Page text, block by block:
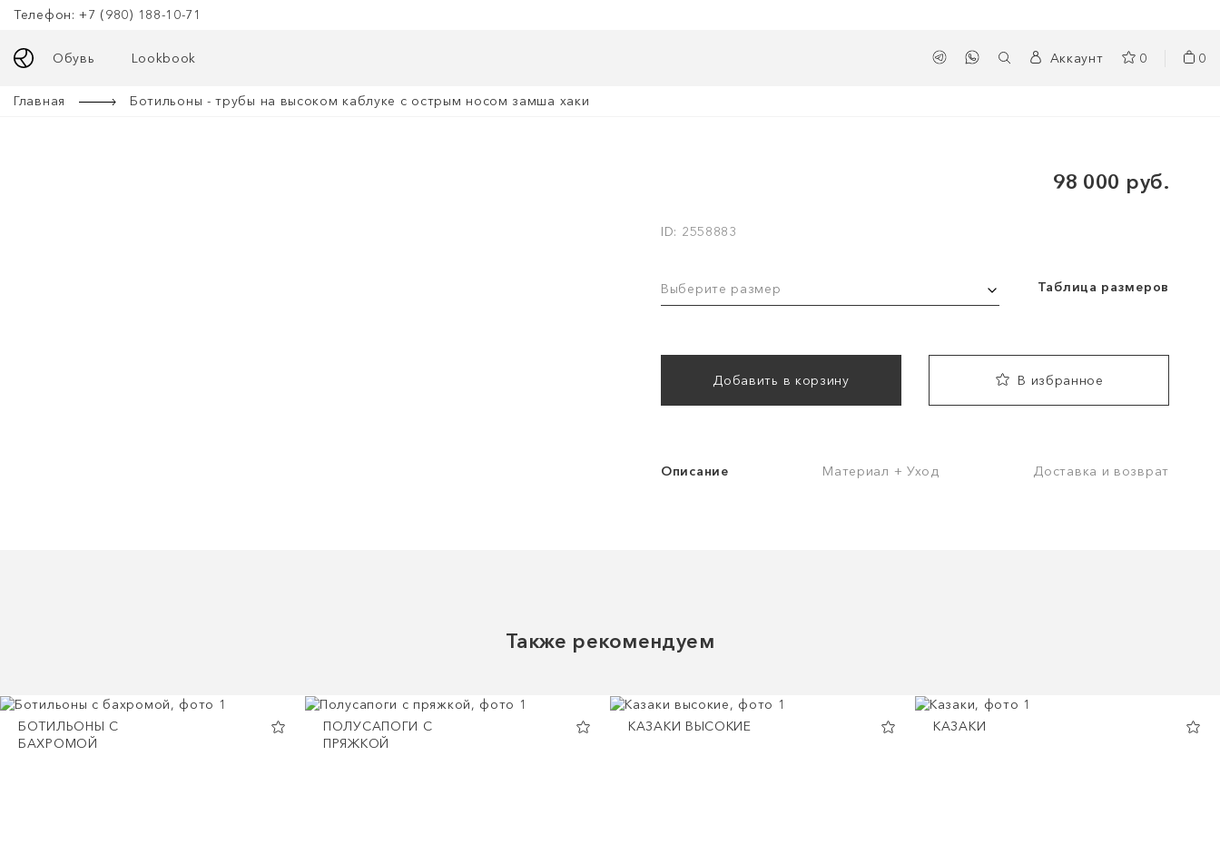
Телефон: +7 (980) 188-10-71
Обувь Lookbook Аккаунт 0 0
Главная Ботильоны - трубы на высоком каблуке с острым носом замша хаки
98 000 руб.
ID: 2558883
Выберите размер Таблица размеров
Добавить в корзину В избранное
Описание Материал + Уход Доставка и возврат
Также рекомендуем
БОТИЛЬОНЫ С
БАХРОМОЙ
ПОЛУСАПОГИ С
ПРЯЖКОЙ
КАЗАКИ ВЫСОКИЕ КАЗАКИ